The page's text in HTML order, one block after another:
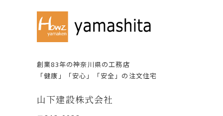
創業83年の神奈川県の⼯務店
「健康」「安⼼」「安全」の注⽂住宅
⼭下建設株式会社